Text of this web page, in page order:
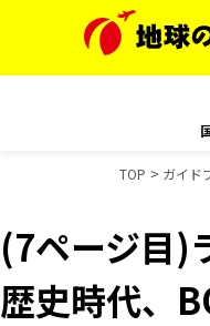
TOP ガイド
(7ページ目)
歴史時代、